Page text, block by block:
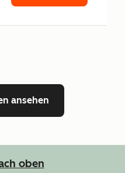
ansehen
oben